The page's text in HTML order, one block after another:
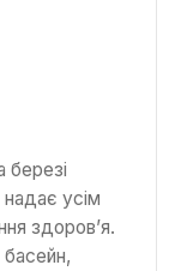
березі
усім
здоров’я.